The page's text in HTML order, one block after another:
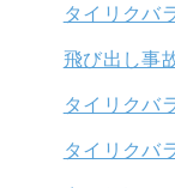
タイリクバ
飛び出し事
タイリクバ
タイリクバ